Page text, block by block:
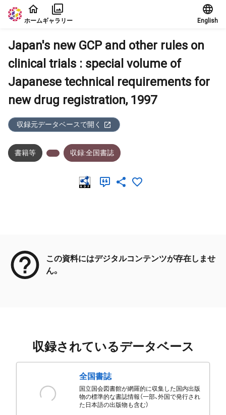
本文に飛ぶ
ホームギャラリー English
Japan's new GCP and other rules on
clinical trials : special volume of
Japanese technical requirements for
new drug registration, 1997
収録元データベースで開く
書籍等 収録:全国書誌
この資料にはデジタルコンテンツが存在しませ
ん。
収録されているデータベース
全国書誌
国立国会図書館が網羅的に収集した国内出版
物の標準的な書誌情報（一部、外国で発行され
た日本語の出版物も含む）